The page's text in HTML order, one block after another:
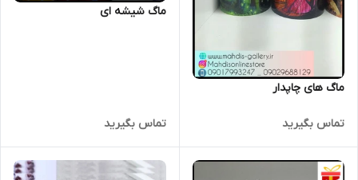
ماگ های چاپدار
تماس بگیرید
ماگ شیشه ای
تماس بگیرید